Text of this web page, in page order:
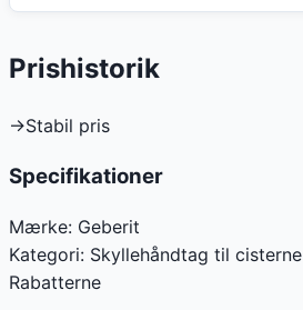
Prishistorik
→Stabil pris
Specifikationer
Mærke: Geberit
Kategori: Skyllehåndtag til cisterne
Rabatterne